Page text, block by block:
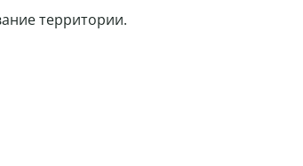
территории.